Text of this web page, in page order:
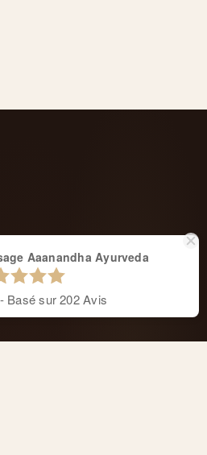
Aaanandha Ayurveda
Basé sur202Avis